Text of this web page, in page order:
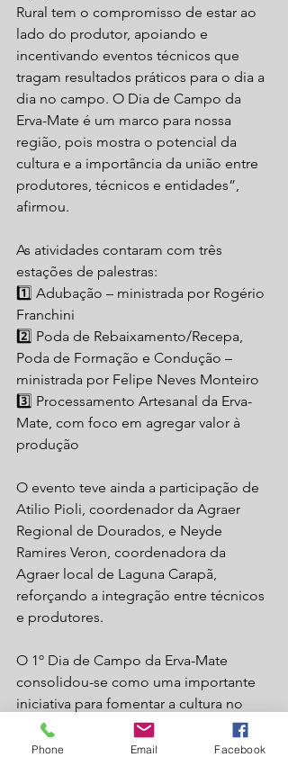
Rural tem o compromisso de estar ao
lado do produtor, apoiando e
incentivando eventos técnicos que
tragam resultados práticos para o dia a
dia no campo. O Dia de Campo da
Erva-Mate é um marco para nossa
região, pois mostra o potencial da
cultura e a importância da união entre
produtores, técnicos e entidades”,
afirmou.
As atividades contaram com três
estações de palestras:
1️⃣ Adubação – ministrada por Rogério
Franchini
2️⃣ Poda de Rebaixamento/Recepa,
Poda de Formação e Condução –
ministrada por Felipe Neves Monteiro
3️⃣ Processamento Artesanal da Erva-
Mate, com foco em agregar valor à
produção
O evento teve ainda a participação de
Atilio Pioli, coordenador da Agraer
Regional de Dourados, e Neyde
Ramires Veron, coordenadora da
Agraer local de Laguna Carapã,
reforçando a integração entre técnicos
e produtores.
O 1º Dia de Campo da Erva-Mate
consolidou-se como uma importante
iniciativa para fomentar a cultura no
município, fortalecendo o trabalho dos
agricultores e reafirmando o papel do
Phone Email Facebook